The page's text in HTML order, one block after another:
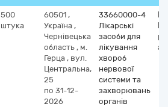
500
штука
60501 ,
Україна ,
Чернівецька
область , м.
Герца , вул.
Центральна,
25
по 31-12-
2026
33660000-4
Лікарські
засоби для
лікування
хвороб
нервової
системи та
захворювань
органів